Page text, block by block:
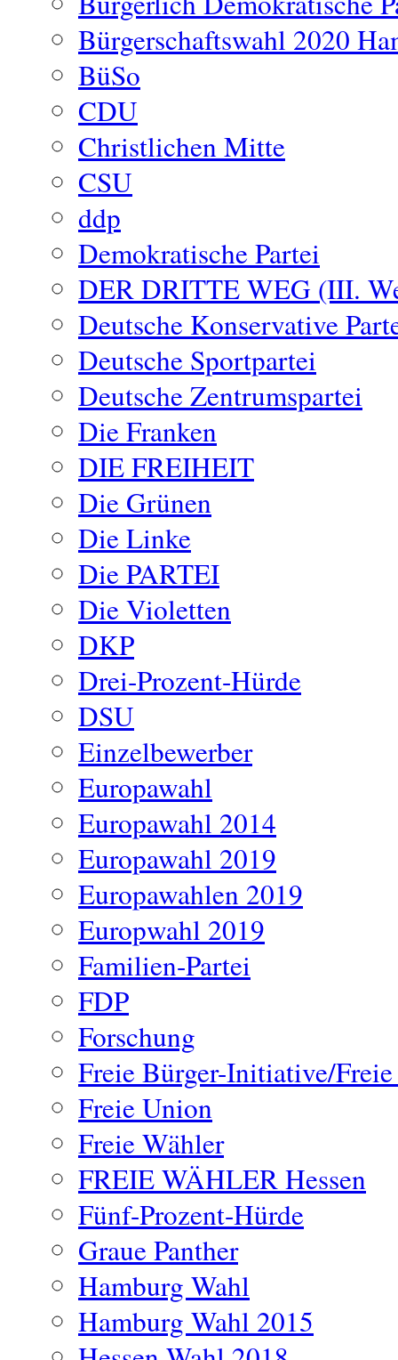
Bürgerschaftswahl 2020
BüSo
CDU
Christlichen Mitte
CSU
ddp
Demokratische Partei
DER DRITTE WEG (III.
Deutsche Konservative
Deutsche Sportpartei
Deutsche Zentrumspartei
Die Franken
DIE FREIHEIT
Die Grünen
Die Linke
Die PARTEI
Die Violetten
DKP
Drei-Prozent-Hürde
DSU
Einzelbewerber
Europawahl
Europawahl 2014
Europawahl 2019
Europawahlen 2019
Europwahl 2019
Familien-Partei
FDP
Forschung
Freie Bürger-Initiative/
Freie Union
Freie Wähler
FREIE WÄHLER Hessen
Fünf-Prozent-Hürde
Graue Panther
Hamburg Wahl
Hamburg Wahl 2015